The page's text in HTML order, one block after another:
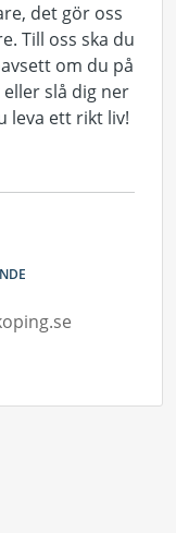
det gör oss
Till oss ska du
om du på
slå dig ner
leva ett rikt liv!